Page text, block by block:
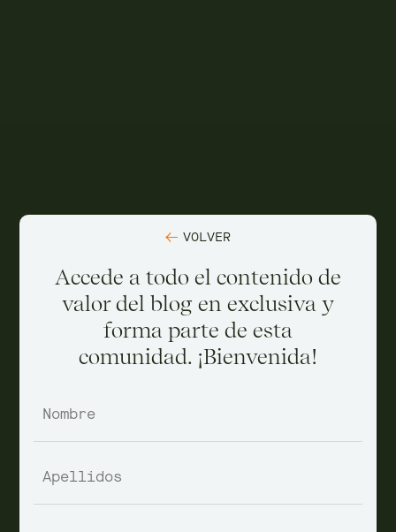
VÍDEOS 30/11/2022
VOLVER
VOLVER
Estoy encantada de poder
conocerte y acompañarte. Me
pondré en contacto contigo lo
antes posible. ¡Gracias!
VOLVER
Accede a todo el contenido de
valor del blog en exclusiva y
forma parte de esta
comunidad. ¡Bienvenida!